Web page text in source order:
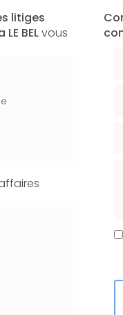
litiges
BELvous